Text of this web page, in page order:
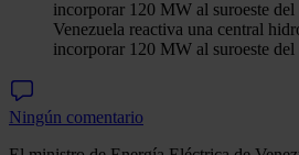
Venezuela reactiva una central
incorporar 120 MW al suroeste del
Ningún comentario